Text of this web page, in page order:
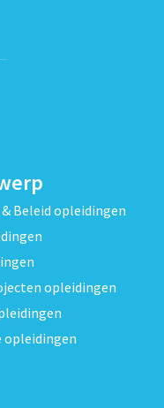
Beleid opleidingen
opleidingen
opleidingen